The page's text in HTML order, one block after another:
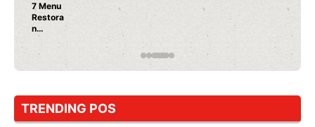
Nunung Srimulat & Vicky Prasetyo Buka Restoran
Rahasia Mami Bikin Nagih!
TRENDING POS